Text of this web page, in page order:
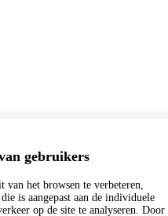
gebruikers
van het browsen te verbeteren,
is aangepast aan de individuele
op de site te analyseren. Door